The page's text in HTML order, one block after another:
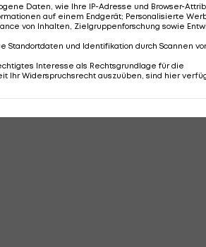
Daten, wie Ihre IP-Adresse und Browser-
auf einem Endgerät; Personalisierte
von Inhalten, Zielgruppenforschung sowie
Standortdaten und Identifikation durch Scannen
Interesse als Rechtsgrundlage für die
Ihr Widerspruchsrecht auszuüben, sind hier